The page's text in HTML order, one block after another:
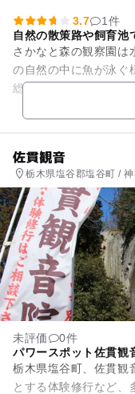
3.7
1件
自然の散策路や飼育池
さかなと森の観察園は
の自然の中に魚が泳ぐ
総合研究センターとい
佐貫観音
栃木県塩谷郡塩谷町 /
未評価
0件
パワースポット佐貫観
栃木県塩谷町、佐貫観
とする体験修行など、